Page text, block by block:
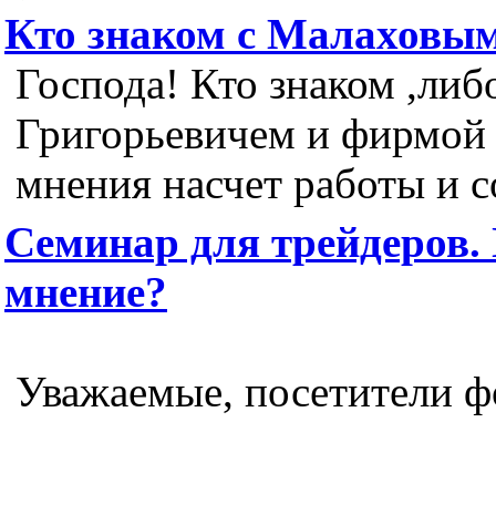
Кто знаком с
Господа! Кто знаком
Григорьевичем и
мнения насчет работы и
Семинар для
мнение?
Уважаемые, посетители